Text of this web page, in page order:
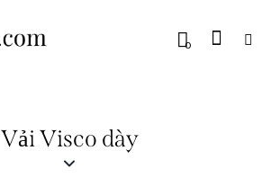
0
Vải Visco dày